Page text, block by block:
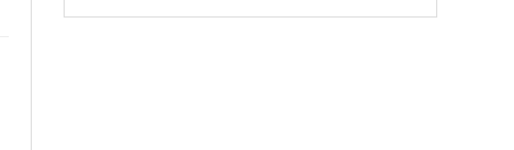
响；<&list>3.稳定器的转向胶套和球头